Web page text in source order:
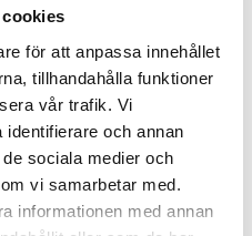
för att anpassa innehållet
tillhandahålla funktioner
vår trafik. Vi
och annan
sociala medier och
vi samarbetar med.
informationen med annan
Webflower
kan alltid justera ditt val
på sidan.
(exkl. moms)